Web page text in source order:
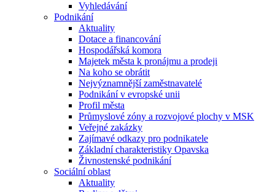
Vyhledávání
Podnikání
Aktuality
Dotace a financování
Hospodářská komora
Majetek města k pronájmu a prodeji
Na koho se obrátit
Nejvýznamnější zaměstnavatelé
Podnikání v evropské unii
Profil města
Průmyslové zóny a rozvojové plochy v MSK
Veřejné zakázky
Zajímavé odkazy pro podnikatele
Základní charakteristiky Opavska
Živnostenské podnikání
Sociální oblast
Aktuality